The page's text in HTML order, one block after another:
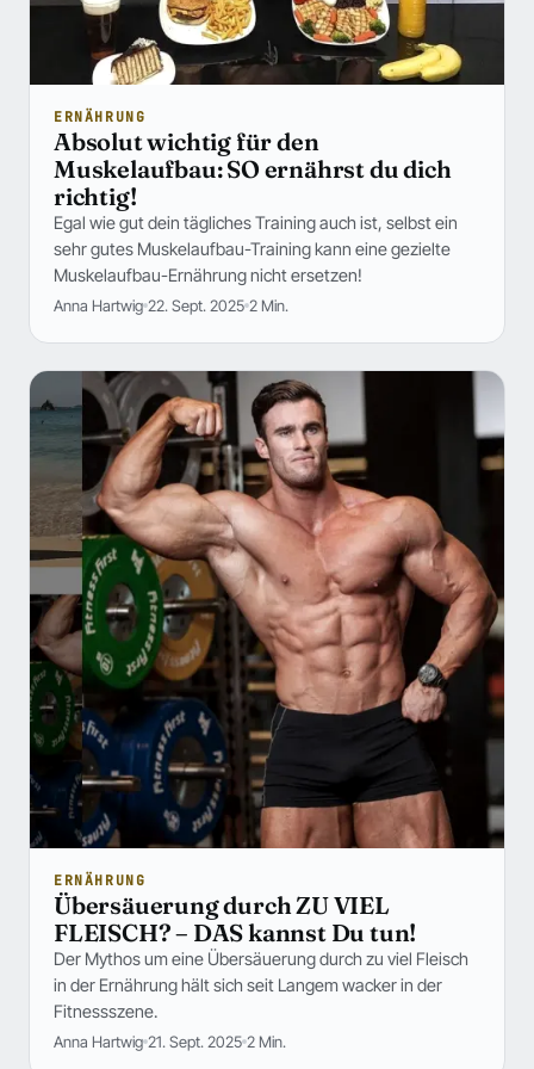
ERNÄHRUNG
Absolut wichtig für den
Muskelaufbau: SO ernährst du dich
richtig!
Egal wie gut dein tägliches Training auch ist, selbst ein
sehr gutes Muskelaufbau-Training kann eine gezielte
Muskelaufbau-Ernährung nicht ersetzen!
Anna Hartwig 22. Sept. 2025 2 Min.
ERNÄHRUNG
Übersäuerung durch ZU VIEL
FLEISCH? – DAS kannst Du tun!
Der Mythos um eine Übersäuerung durch zu viel Fleisch
in der Ernährung hält sich seit Langem wacker in der
Fitnessszene.
Anna Hartwig 21. Sept. 2025 2 Min.